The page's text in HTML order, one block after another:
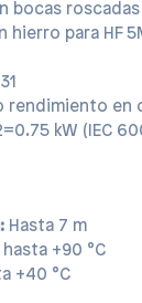
bocas roscadas
hierro para HF
rendimiento en
kW (IEC
Hasta 7 m
hasta +90 °C
+40 °C